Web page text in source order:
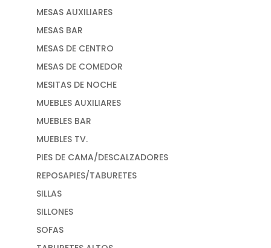
MESAS AUXILIARES
MESAS BAR
MESAS DE CENTRO
MESAS DE COMEDOR
MESITAS DE NOCHE
MUEBLES AUXILIARES
MUEBLES BAR
MUEBLES TV.
PIES DE CAMA/DESCALZADORES
REPOSAPIES/TABURETES
SILLAS
SILLONES
SOFAS